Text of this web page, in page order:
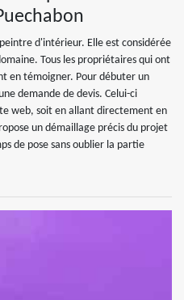
d'intérieur. Elle est considérée
Tous les propriétaires qui ont
en témoigner. Pour débuter un
demande de devis. Celui-ci
web, soit en allant directement en
un démaillage précis du projet
de pose sans oublier la partie